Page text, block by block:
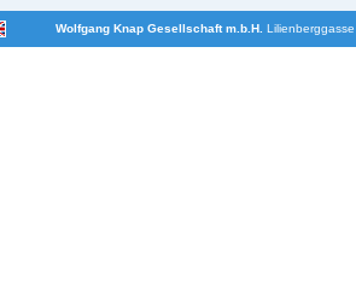
Wolfgang Knap Gesellschaft m.b.H.